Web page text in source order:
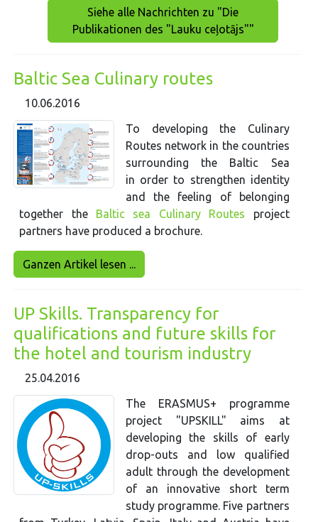
Siehe alle Nachrichten zu "Die
Publikationen des "Lauku ceļotājs""
Baltic Sea Culinary routes
10.06.2016
To developing the Culinary
Routes network in the countries
surrounding the Baltic Sea
in order to strengthen identity
and the feeling of belonging
together the Baltic sea Culinary Routes project
partners have produced a brochure.
Ganzen Artikel lesen ...
UP Skills. Transparency for
qualifications and future skills for
the hotel and tourism industry
25.04.2016
The ERASMUS+ programme
project "UPSKILL" aims at
developing the skills of early
drop-outs and low qualified
adult through the development
of an innovative short term
study programme. Five partners